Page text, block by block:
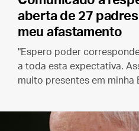
aberta de 27
meu afastamento
"Espero poder
a toda esta expectativa.
muito presentes em minha